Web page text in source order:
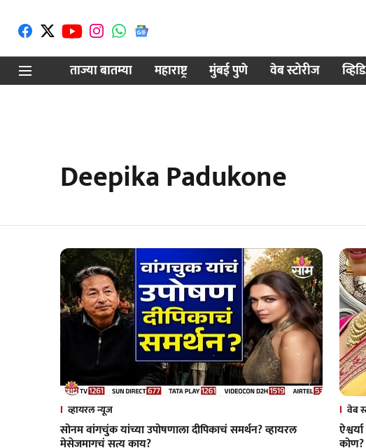
ताज्या बातम्या
महाराष्ट्र मुंबई पुणे वेब स्टोरीज
Deepika Padukone
व्हायरल न्यूज
सोनम वांगचुंक यांच्या उपोषणाला दीपिकाचं समर्थन? व्हायरल
मेसेजमागचं सत्य काय?
वेब
कोण?